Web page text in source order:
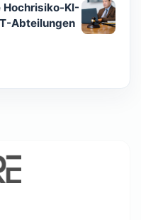
Hochrisiko-KI-
Abteilungen